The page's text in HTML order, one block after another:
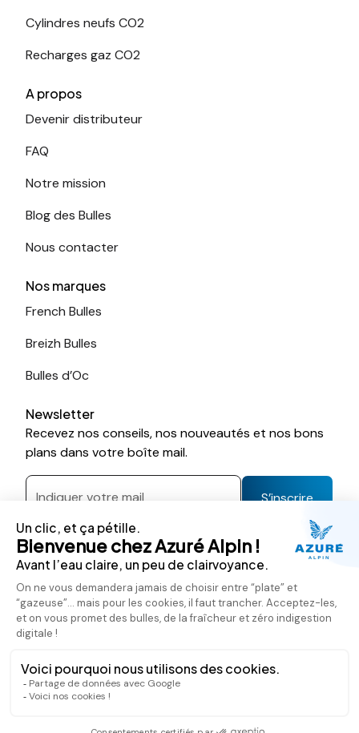
Cylindres neufs CO2
Recharges gaz CO2
A propos
Devenir distributeur
FAQ
Notre mission
Blog des Bulles
Nous contacter
Nos marques
French Bulles
Breizh Bulles
Bulles d’Oc
Newsletter
Recevez nos conseils, nos nouveautés et nos bons
plans dans votre boîte mail.
S’inscrire
Nous rejoindre sur les réseaux
© 2026 Azuré Alpin. Tout droits réservés. Design :
studio/ Développement :.Loud Technology
Crédit photo Marine du Sordet
CGV
Data